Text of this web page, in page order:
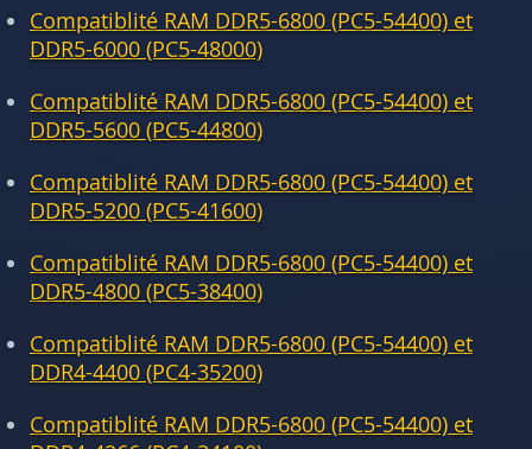
Compatiblité RAM DDR5-6800 (PC5-54400) et
DDR5-6000 (PC5-48000)
Compatiblité RAM DDR5-6800 (PC5-54400) et
DDR5-5600 (PC5-44800)
Compatiblité RAM DDR5-6800 (PC5-54400) et
DDR5-5200 (PC5-41600)
Compatiblité RAM DDR5-6800 (PC5-54400) et
DDR5-4800 (PC5-38400)
Compatiblité RAM DDR5-6800 (PC5-54400) et
DDR4-4400 (PC4-35200)
Compatiblité RAM DDR5-6800 (PC5-54400) et